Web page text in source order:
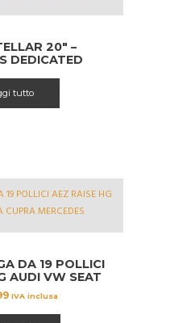
20″ –
DEDICATED
tutto
DA 19 POLLICI
AUDI VW SEAT
MERCEDES
IVA inclusa